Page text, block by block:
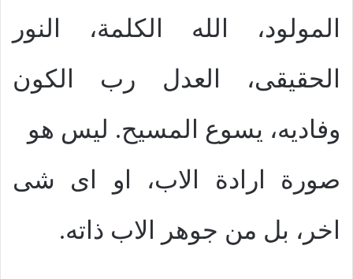
المولود، الله الكلمة، النور
الحقيقى، العدل رب الكون
وفاديه، يسوع المسيح. ليس هو
صورة ارادة الاب، او اى شى
اخر، بل من جوهر الاب ذاته.